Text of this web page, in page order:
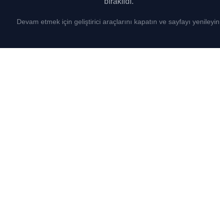
Devam etmek için geliştirici araçlarını kapatın ve sayfayı